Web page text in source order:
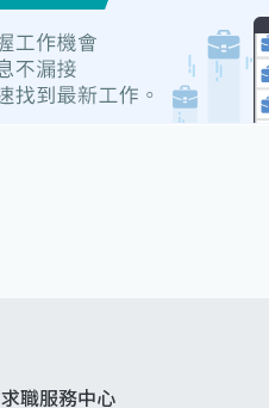
求職服務中心